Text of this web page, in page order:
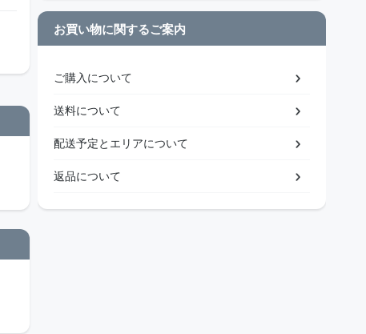
お買い物に関するご案内
ご購入について
送料について
配送予定とエリアについて
返品について